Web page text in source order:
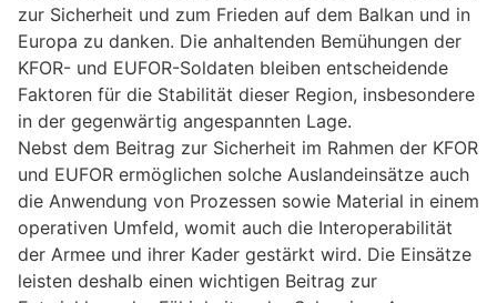
zur Sicherheit und zum Frieden auf dem Balkan und in
Europa zu danken. Die anhaltenden Bemühungen der
KFOR- und EUFOR-Soldaten bleiben entscheidende
Faktoren für die Stabilität dieser Region, insbesondere
in der gegenwärtig angespannten Lage.
Nebst dem Beitrag zur Sicherheit im Rahmen der KFOR
und EUFOR ermöglichen solche Auslandeinsätze auch
die Anwendung von Prozessen sowie Material in einem
operativen Umfeld, womit auch die Interoperabilität
der Armee und ihrer Kader gestärkt wird. Die Einsätze
leisten deshalb einen wichtigen Beitrag zur